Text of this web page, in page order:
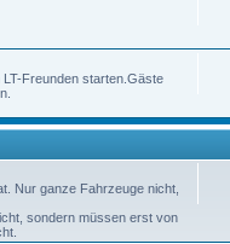
Freunden starten.Gäste
Nur ganze Fahrzeuge nicht,
sondern müssen erst von